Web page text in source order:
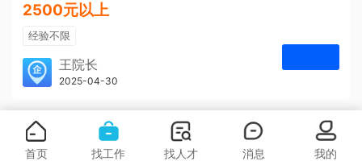
2500元以上
经验不限
学历不限
3人
王院长
凤冈安宁医院
2025-04-30
首页 找工作 找人才 消息 我的